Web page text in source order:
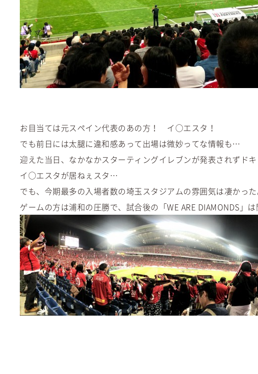
お目当ては元スペイン代表のあの方！ イ○エスタ！
でも前日には太腿に違和感あって出場は微妙ってな情報も…
迎えた当日、なかなかスターティングイレブンが発表されずド
イ○エスタが居ねぇスタ…
でも、今期最多の入場者数の埼玉スタジアムの雰囲気は凄かった
ゲームの方は浦和の圧勝で、試合後の「WE ARE DIAMONDS